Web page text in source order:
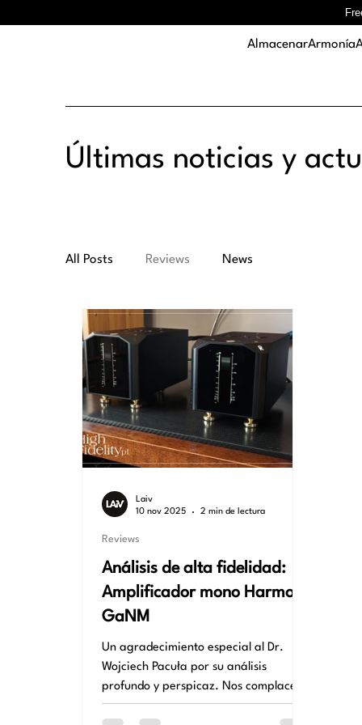
AlmacenarArmonía
Últimas noticias y
All Posts Reviews News
Análisis de alta fidelidad:
Amplificador mono Harmony
GaNM
Un agradecimiento especial al Dr.
Wojciech Pacuła por su análisis
profundo y perspicaz. Nos complace
presentar una nueva y detallada
Reviews
Laiv
10 nov 2025
2 min de lectura